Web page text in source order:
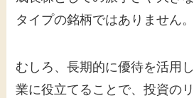
タイプの銘柄ではありません。
むしろ、長期的に優待を活用
業に役立てることで、投資の